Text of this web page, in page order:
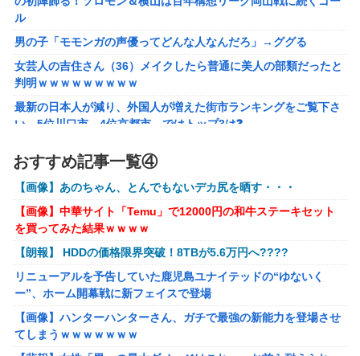
【虹ヶ咲】「夏はせつ泣き」がキャッチコピーの映画【ラブ
【画像】 YouTubeコメント欄、キレッキレ
【速報】 ひろゆき、離婚ｗｗｗｗｗｗ
【ガンダムＷ】あのメンツのなかでは比較的常識のあるほう
なのがデュオだよね
ャップタマモクロスアクリル定規」意外(?)な落とし穴によ
り配布を撤回することに…
【にじさんじ】石神がミームを堪能しとる
ル
男の子「モモンガの声優ってどんな人なんだろ」→ググる
女芸人の吉住さん（36）メイクしたら普通に美人の部類だったと
判明ｗｗｗｗｗｗｗｗｗ
最新の日本人が減り、外国人が増えた街市ランキングをご覧下さ
い→5位川口市、4位京都市、ではトップ3は❓
生・・・
【画像あり】インフルエンサー「20歳でアルファード一括で買え
ちゃう私って素敵」
【悲報】太鼓の達人、お馴染みのフォントの使用料が年間6万か
ら年間320万になったので変更に
フリマ民「あと500円値下げ出来ませんか」ワイ「ほ～い購入
ｗ」
【動画】甲子園の女性審判、大誤審で炎上
【画像】女さん、ミニ過ぎる浴衣を着た写真を投稿して叩かれる
ｗｗｗｗ
おすすめ記事一覧④
【画像】あのちゃん、とんでもないデカ尻を晒す・・・
【画像】中華サイト「Temu」で12000円の和牛ステーキセット
を買ってみた結果ｗｗｗｗ
【朗報】 HDDの価格限界突破！8TBが5.6万円へ????
リニューアルを予告していた鹿児島ユナイテッドの“ゆないく
ー”、ホーム開幕戦に新フェイスで登場
【画像】ハンターハンターさん、ガチで最強の新能力を登場させ
てしまうｗｗｗｗｗｗｗ